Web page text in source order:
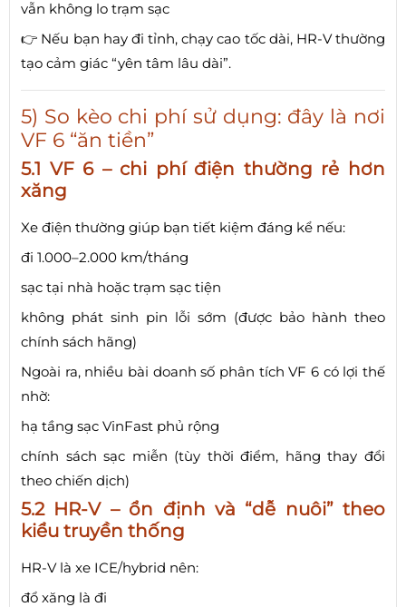
vẫn không lo trạm sạc
👉 Nếu bạn hay đi tỉnh, chạy cao tốc dài, HR-V thường
tạo cảm giác “yên tâm lâu dài”.
5) So kèo chi phí sử dụng: đây là nơi
VF 6 “ăn tiền”
5.1 VF 6 – chi phí điện thường rẻ hơn
xăng
Xe điện thường giúp bạn tiết kiệm đáng kể nếu:
đi 1.000–2.000 km/tháng
sạc tại nhà hoặc trạm sạc tiện
không phát sinh pin lỗi sớm (được bảo hành theo
chính sách hãng)
Ngoài ra, nhiều bài doanh số phân tích VF 6 có lợi thế
nhờ:
hạ tầng sạc VinFast phủ rộng
chính sách sạc miễn (tùy thời điểm, hãng thay đổi
theo chiến dịch)
5.2 HR-V – ổn định và “dễ nuôi” theo
kiểu truyền thống
HR-V là xe ICE/hybrid nên:
đổ xăng là đi